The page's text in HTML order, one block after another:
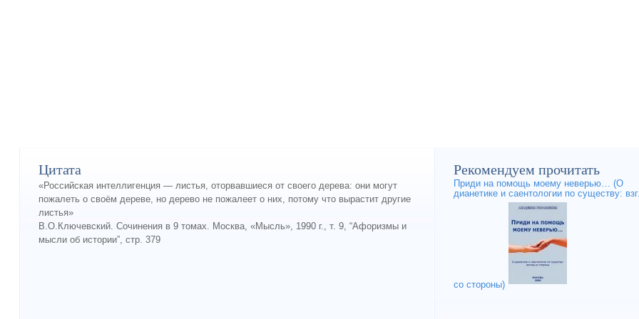
Цитата
«Российская интеллигенция — листья, оторвавшиеся от своего дерева: они могут
пожалеть о своём дереве, но дерево не пожалеет о них, потому что вырастит другие
листья»
В.О.Ключевский. Сочинения в 9 томах. Москва, «Мысль», 1990 г., т. 9, “Афоризмы и
мысли об истории”, стр. 379
Рекомендуем прочитать
Приди на помощь моему неверью… (О
дианетике и саентологии по существу:
со стороны)